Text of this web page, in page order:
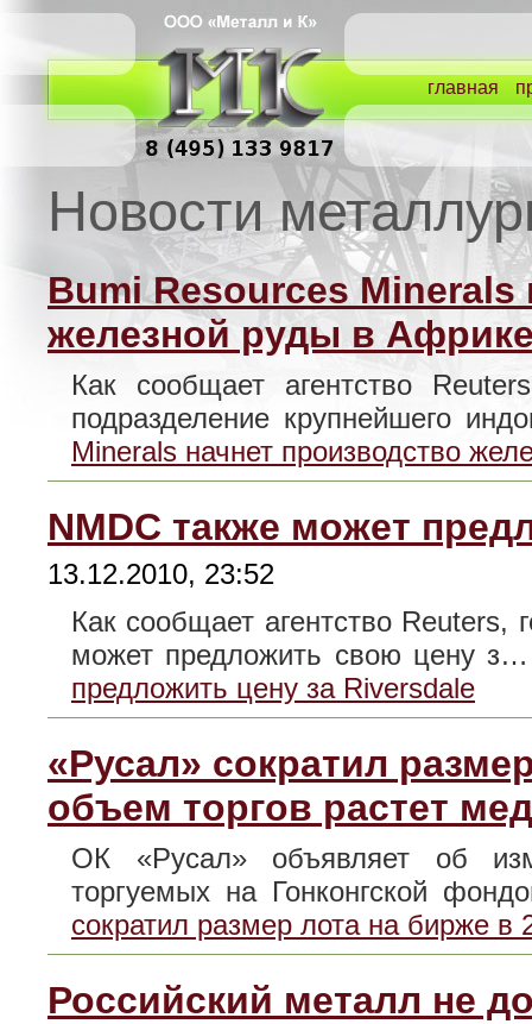
главная
Новости
Bumi Resources Minerals
железной руды в Африке
Как сообщает агентство
подразделение крупнейшего
Minerals начнет производство
NMDC также может
13.12.2010, 23:52
Как сообщает агентство Reuters,
может предложить свою цену
предложить цену за Riversdale
«Русал» сократил
объем торгов растет
ОК «Русал» объявляет об
торгуемых на Гонконгской
сократил размер лота на бирже в
Российский металл не